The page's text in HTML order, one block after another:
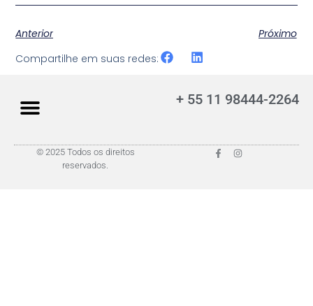
Anterior
Próximo
Compartilhe em suas redes:
+ 55 11 98444-2264
© 2025 Todos os direitos
reservados.